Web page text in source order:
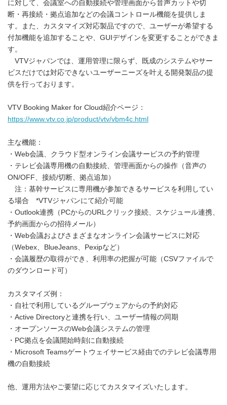
に対して、会議室への自動接続や管理画面から音声カットや切
断・再接続・拠点追加などの会議コントロール機能を提供しま
す。また、カスタマイズ対応製品ですので、ユーザーが希望する
付加機能を追加することや、GUIデザインを変更することができま
す。
VTVジャパンでは、運用管理に限らず、既成のシステムやサー
ビスだけでは対応できないユーザーニーズを叶える開発製品の提
供を行っております。
VTV Booking Maker for Cloud紹介ページ：
https://www.vtv.co.jp/product/vtv/vbm4c.html
主な機能：
・Web会議、クラウド型オンライン会議サービスの予約管理
・テレビ会議専用機の自動接続、管理画面からの操作（音声の
ON/OFF、接続/切断、拠点追加）
注：基幹サービスに専用機が参加できるサービスを利用してい
る場合 *VTVジャパンにて紹介可能
・Outlook連携（PCからのURLクリック接続、スケジュール連携、
予約画面からの招待メール）
・Web会議およびさまざまなオンライン会議サービスに対応
（Webex、BlueJeans、Pexipなど）
・会議履歴の取得ができ、利用率の把握が可能（CSVファイルで
のダウンロード可）
カスタマイズ例：
・自社で利用しているグループウェアからの予約対応
・Active Directoryと連携を行い、ユーザー情報の同期
・オープンソースのWeb会議システムの管理
・PC拠点を会議開始時刻に自動接続
・Microsoft Teamsゲートウェイサービス経由でのテレビ会議専用
機の自動接続
他、運用方法やご要望に応じてカスタマイズいたします。